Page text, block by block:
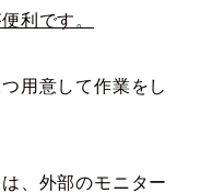
利です。
用意して作業をし
、外部のモニター